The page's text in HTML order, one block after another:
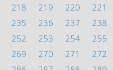
218 219 220 221
235 236 237 238
252 253 254 255
269 270 271 272